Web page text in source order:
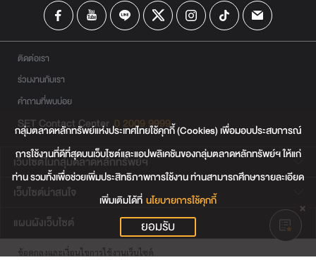
ติดต่อเรา
ร่วมงานกับเรา
คำถามที่พบบ่อย
SET Contact Center 0 2009 9999
เว็บไซต์ในกลุ่มตลาดหลักทรัพย์ฯ
เว็บไซต์น่าสนใจ
แผนผังเว็บไซต์
ข้อตกลงและเงื่อนไขการใช้งานเว็บไซต์
กลุ่มตลาดหลักทรัพย์แห่งประเทศไทยใช้คุกกี้ (Cookies) เพื่อมอบประสบการณ์
การใช้งานที่ดีที่สุดบนเว็บไซต์และแอปพลิเคชันของกลุ่มตลาดหลักทรัพย์ฯ ให้แก่
ท่าน รวมทั้งเพื่อช่วยเพิ่มประสิทธิภาพการใช้งาน ท่านสามารถศึกษารายละเอียด
เพิ่มเติมได้ที่ นโยบายการใช้คุกกี้
ยอมรับ